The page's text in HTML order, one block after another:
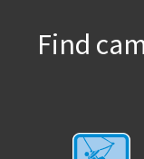
Find